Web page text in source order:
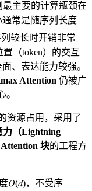
最主要的计算瓶颈在
通常是随序列长度
较长时开销非常
（token）的交互
、表达能力较强。
Attention 仍被广
。
资源占用，采用了
力（Lightning
块的工程方
𝑂(𝑑)，不受序